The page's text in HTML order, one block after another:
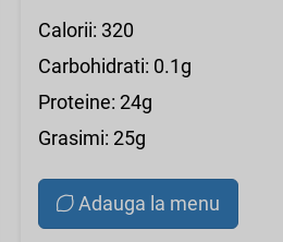
Calorii: 320
Carbohidrati: 0.1g
Proteine: 24g
Grasimi: 25g
Adauga la menu